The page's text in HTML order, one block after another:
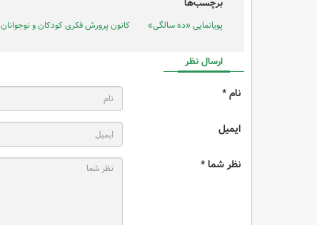
برچسب‌ها
پویانمایی «ده سالگی» کانون پرورش فکری کودکان و نوجوانان
ارسال نظر
نام *
ایمیل
نظر شما *